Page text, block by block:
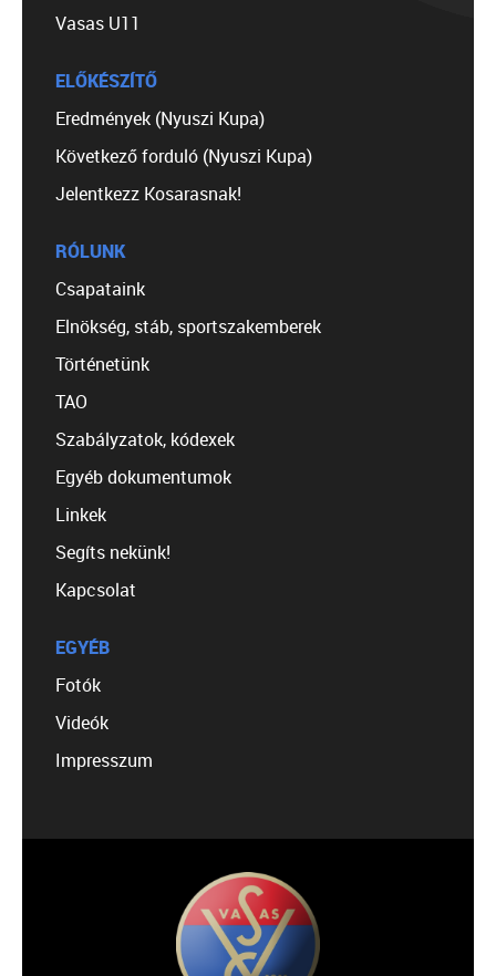
Vasas U11
ELŐKÉSZÍTŐ
Eredmények (Nyuszi Kupa)
Következő forduló (Nyuszi Kupa)
Jelentkezz Kosarasnak!
RÓLUNK
Csapataink
Elnökség, stáb, sportszakemberek
Történetünk
TAO
Szabályzatok, kódexek
Egyéb dokumentumok
Linkek
Segíts nekünk!
Kapcsolat
EGYÉB
Fotók
Videók
Impresszum